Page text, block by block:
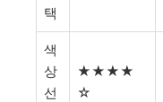
택
색
상
선
★★★★
☆